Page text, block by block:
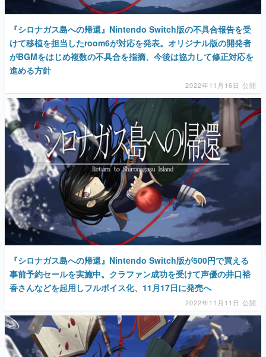
『シロナガス島への帰還』Nintendo Switch版の不具合報告を受
けて移植を担当したroom6が対応を発表。オリジナル版の開発者
がBGMをはじめ複数の不具合を指摘、今後は協力して修正対応を
進める方針
2022年11月16日 公開
『シロナガス島への帰還』Nintendo Switch版が500円で買える
事前予約セールを実施中。クラファン成功を受けて声優の井口裕
香さんなどを起用しフルボイス化、11月17日に発売へ
2022年11月11日 公開